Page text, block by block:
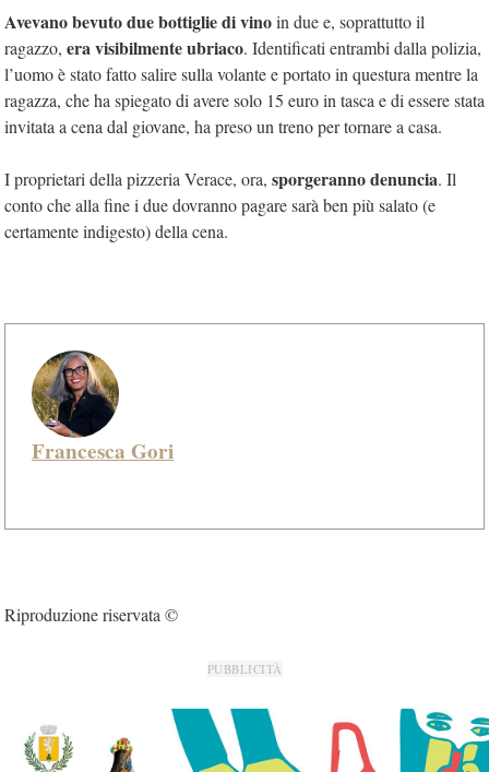
Avevano bevuto due bottiglie di vinoin due e, soprattutto il
ragazzo, era visibilmente ubriaco. Identificati entrambi dalla polizia,
l’uomo è stato fatto salire sulla volante e portato in questura mentre la
ragazza, che ha spiegato di avere solo 15 euro in tasca e di essere stata
invitata a cena dal giovane, ha preso un treno per tornare a casa.
I proprietari della pizzeria Verace, ora, sporgeranno denuncia. Il
conto che alla fine i due dovranno pagare sarà ben più salato (e
certamente indigesto) della cena.
Francesca Gori
Riproduzione riservata ©
PUBBLICITÀ